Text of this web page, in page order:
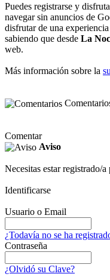
Puedes registrarse y
navegar sin anuncios de
disfrutar de una
sabiendo que desde La
web.
Más información sobre la
Comentar
Aviso
Necesitas estar registrado/
Identificarse
Usuario o Email
¿Todavía no se ha
Contraseña
¿Olvidó su Clave?